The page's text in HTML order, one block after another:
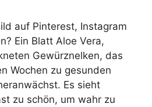
auf Pinterest, Instagram
Ein Blatt Aloe Vera,
Gewürznelken, das
Wochen zu gesunden
Es sieht
zu schön, um wahr zu